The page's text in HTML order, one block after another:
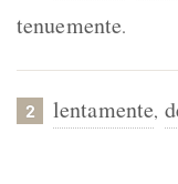
tenuemente.
2 lentamente,